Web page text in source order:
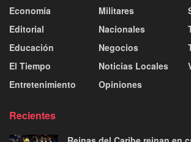
Economía
Editorial
Educación
El Tiempo
Entretenimiento
Militares
Nacionales
Negocios
Noticias Locales
Opiniones
Recientes